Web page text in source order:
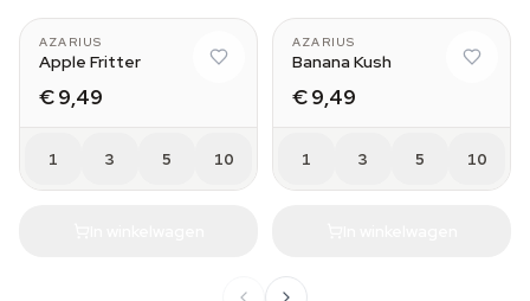
AZARIUS
Apple Fritter
€ 9,49
1 3 5 10
AZARIUS
Banana Kush
€ 9,49
1 3 5 10